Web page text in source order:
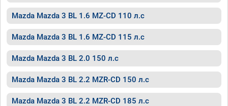
Mazda Mazda 3 BL 1.6 MZ-CD 110 л.с
Mazda Mazda 3 BL 1.6 MZ-CD 115 л.с
Mazda Mazda 3 BL 2.0 150 л.с
Mazda Mazda 3 BL 2.2 MZR-CD 150 л.с
Mazda Mazda 3 BL 2.2 MZR-CD 185 л.с